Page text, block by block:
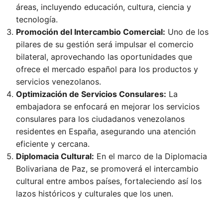
áreas, incluyendo educación, cultura, ciencia y
tecnología.
Promoción del Intercambio Comercial: Uno de los
pilares de su gestión será impulsar el comercio
bilateral, aprovechando las oportunidades que
ofrece el mercado español para los productos y
servicios venezolanos.
Optimización de Servicios Consulares: La
embajadora se enfocará en mejorar los servicios
consulares para los ciudadanos venezolanos
residentes en España, asegurando una atención
eficiente y cercana.
Diplomacia Cultural: En el marco de la Diplomacia
Bolivariana de Paz, se promoverá el intercambio
cultural entre ambos países, fortaleciendo así los
lazos históricos y culturales que los unen.